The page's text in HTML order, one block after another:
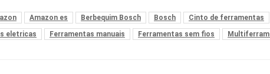
Amazon es Berbequim Bosch Bosch Cinto de ferramentas
eletricas
Ferramentas manuais Ferramentas sem fios